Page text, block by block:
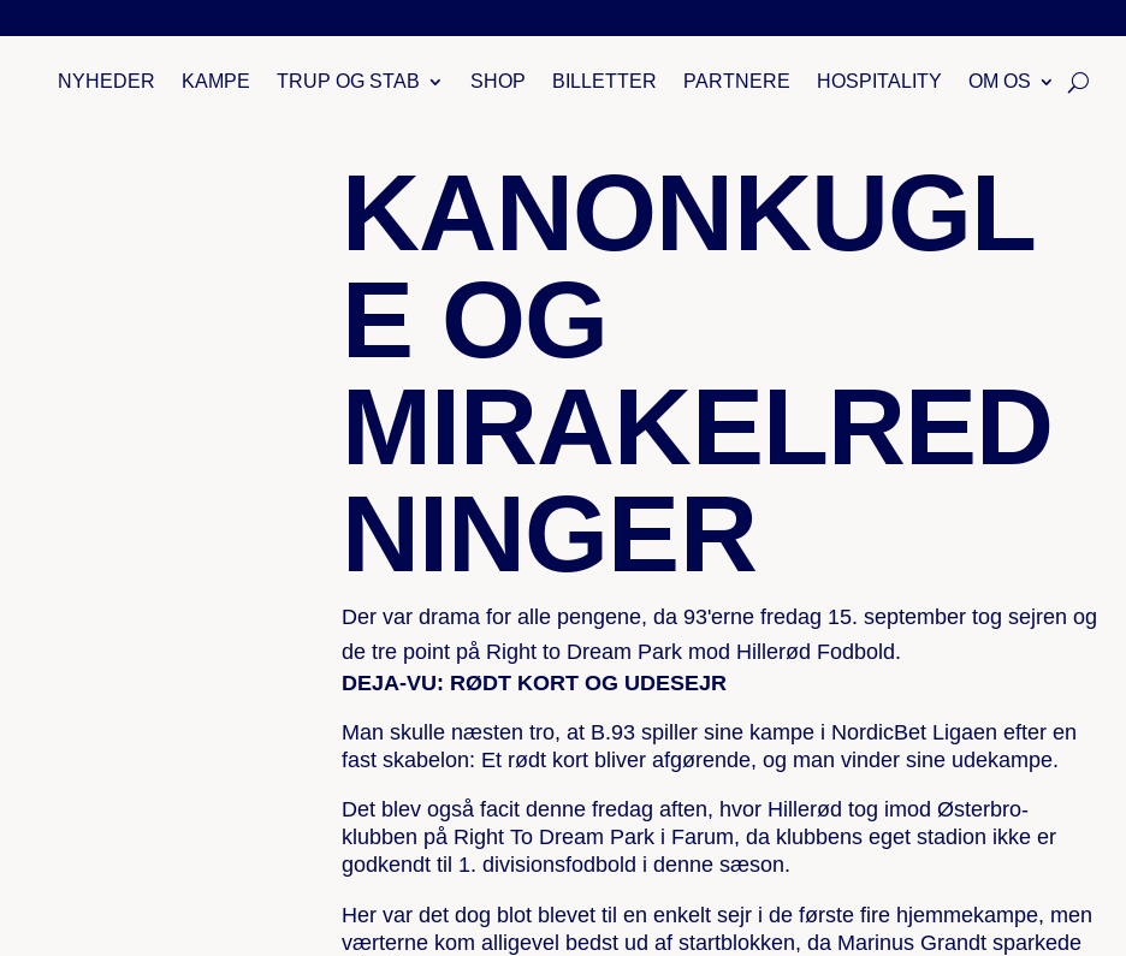
NYHEDER
KAMPE TRUP OG STAB SHOP BILLETTER PARTNERE HOSPITALITY OM OS
16. SEPTEMBER 2023
KANONKUGL
E OG
MIRAKELRED
NINGER
Der var drama for alle pengene, da 93'erne fredag 15. september tog sejren og
de tre point på Right to Dream Park mod Hillerød Fodbold.
DEJA-VU: RØDT KORT OG UDESEJR
Man skulle næsten tro, at B.93 spiller sine kampe i NordicBet Ligaen efter en
fast skabelon: Et rødt kort bliver afgørende, og man vinder sine udekampe.
Det blev også facit denne fredag aften, hvor Hillerød tog imod Østerbro-
klubben på Right To Dream Park i Farum, da klubbens eget stadion ikke er
godkendt til 1. divisionsfodbold i denne sæson.
Her var det dog blot blevet til en enkelt sejr i de første fire hjemmekampe, men
værterne kom alligevel bedst ud af startblokken, da Marinus Grandt sparkede